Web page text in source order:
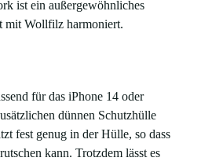
ist ein außergewöhnliches
mit Wollfilz harmoniert.
für das iPhone 14 oder
dünnen Schutzhülle
fest genug in der Hülle, so dass
kann. Trotzdem lässt es